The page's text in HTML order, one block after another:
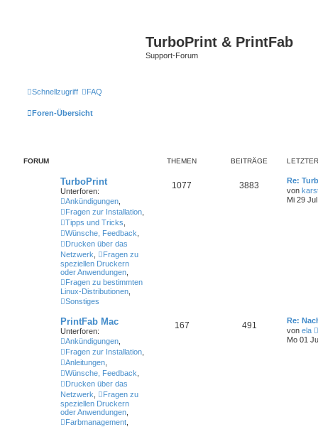
TurboPrint & PrintFab
Support-Forum
Schnellzugriff FAQ
Foren-Übersicht
FORUM THEMEN BEITRÄGE
TurboPrint
Unterforen:
Ankündigungen
Fragen zur Installation
Tipps und Tricks
Wünsche, Feedback
Drucken über das
Netzwerk
Fragen zu
speziellen Druckern
oder Anwendungen
Fragen zu bestimmten
Linux-Distributionen
Sonstiges
1077 3883
Re:
von
Mi 29
PrintFab Mac
Unterforen:
Ankündigungen
Fragen zur Installation
Anleitungen
Wünsche, Feedback
Drucken über das
Netzwerk
Fragen zu
speziellen Druckern
oder Anwendungen
Farbmanagement
167 491
Re:
von ela
Mo 01